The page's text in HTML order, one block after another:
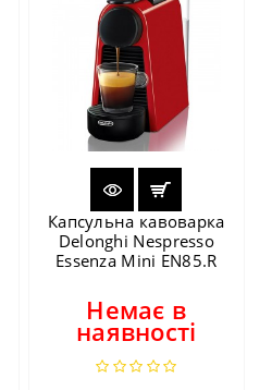
Капсульна кавоварка
Delonghi Nespresso
Essenza Mini EN85.R
Немає в
наявності